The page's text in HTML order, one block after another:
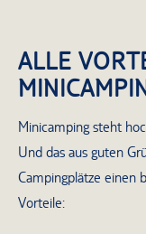
ALLE
Minicamping steht
Und das aus guten
Campingplätze einen
Vorteile: